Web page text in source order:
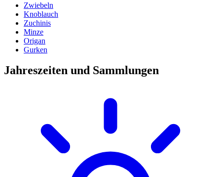
Zwiebeln
Knoblauch
Zuchinis
Minze
Origan
Gurken
Jahreszeiten und Sammlungen